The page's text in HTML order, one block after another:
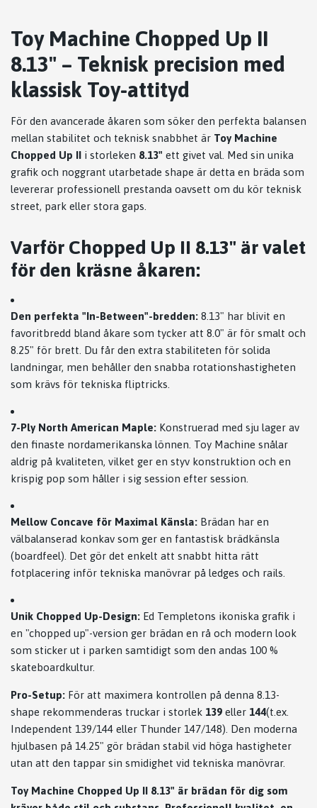
Toy Machine Chopped Up II
8.13" – Teknisk precision med
klassisk Toy-attityd
För den avancerade åkaren som söker den perfekta balansen
mellan stabilitet och teknisk snabbhet är Toy Machine
Chopped Up II i storleken 8.13" ett givet val. Med sin unika
grafik och noggrant utarbetade shape är detta en bräda som
levererar professionell prestanda oavsett om du kör teknisk
street, park eller stora gaps.
Varför Chopped Up II 8.13" är valet
för den kräsne åkaren:
Den perfekta "In-Between"-bredden: 8.13" har blivit en
favoritbredd bland åkare som tycker att 8.0" är för smalt och
8.25" för brett. Du får den extra stabiliteten för solida
landningar, men behåller den snabba rotationshastigheten
som krävs för tekniska fliptricks.
7-Ply North American Maple: Konstruerad med sju lager av
den finaste nordamerikanska lönnen. Toy Machine snålar
aldrig på kvaliteten, vilket ger en styv konstruktion och en
krispig pop som håller i sig session efter session.
Mellow Concave för Maximal Känsla: Brädan har en
välbalanserad konkav som ger en fantastisk brädkänsla
(boardfeel). Det gör det enkelt att snabbt hitta rätt
fotplacering inför tekniska manövrar på ledges och rails.
Unik Chopped Up-Design: Ed Templetons ikoniska grafik i
en "chopped up"-version ger brädan en rå och modern look
som sticker ut i parken samtidigt som den andas 100 %
skateboardkultur.
Pro-Setup: För att maximera kontrollen på denna 8.13-
shape rekommenderas truckar i storlek 139 eller 144(t.ex.
Independent 139/144 eller Thunder 147/148). Den moderna
hjulbasen på 14.25" gör brädan stabil vid höga hastigheter
utan att den tappar sin smidighet vid tekniska manövrar.
Toy Machine Chopped Up II 8.13" är brädan för dig som